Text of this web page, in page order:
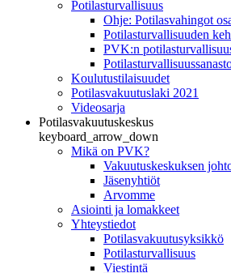
Potilasturvallisuus
Ohje: Potilasvahingot
Potilasturvallisuuden
PVK:n
Koulutustilaisuudet
Potilasvakuutuslaki 2021
Videosarja
Potilasvakuutuskeskus
keyboard_arrow_down
Mikä on PVK?
Vakuutuskeskuksen
Jäsenyhtiöt
Arvomme
Asiointi ja lomakkeet
Yhteystiedot
Potilasvakuutusyksikkö
Potilasturvallisuus
Viestintä